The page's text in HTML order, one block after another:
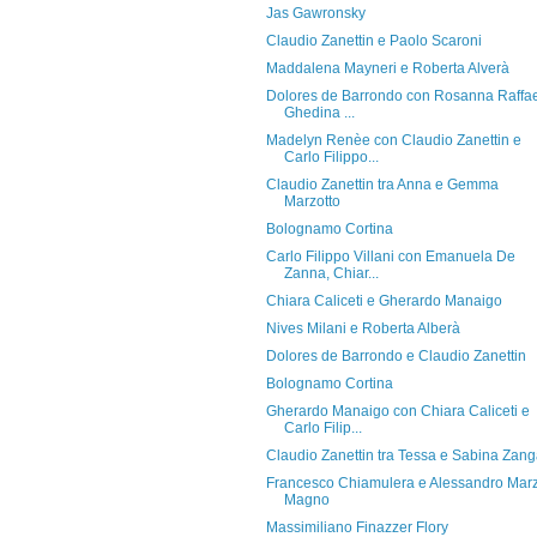
Jas Gawronsky
Claudio Zanettin e Paolo Scaroni
Maddalena Mayneri e Roberta Alverà
Dolores de Barrondo con Rosanna
Ghedina ...
Madelyn Renèe con Claudio Zanettin e
Carlo Filippo...
Claudio Zanettin tra Anna e Gemma
Marzotto
Bolognamo Cortina
Carlo Filippo Villani con Emanuela De
Zanna, Chiar...
Chiara Caliceti e Gherardo Manaigo
Nives Milani e Roberta Alberà
Dolores de Barrondo e Claudio Zanettin
Bolognamo Cortina
Gherardo Manaigo con Chiara Caliceti e
Carlo Filip...
Claudio Zanettin tra Tessa e Sabina
Francesco Chiamulera e Alessandro
Magno
Massimiliano Finazzer Flory